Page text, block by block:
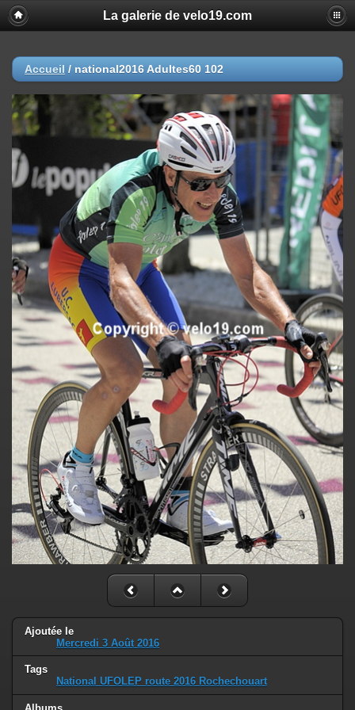
La galerie de velo19.com
Accueil / national2016 Adultes60 102
Ajoutée le
Mercredi 3 Août 2016
Tags
National UFOLEP route 2016 Rochechouart